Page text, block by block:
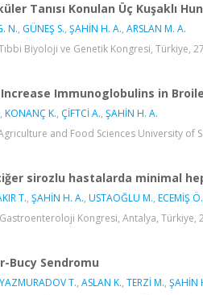
Tanısı Konulan Üç Kuşaklı
N., GÜNEŞ S., ŞAHİN H. A., ARSLAN M. A.
Biyoloji ve Genetik Kongresi, Türkiye,
Increase Immunoglobulins in
, KONANÇ K., ÇİFTCİ A., ŞAHİN H. A.
and Food Sciences University of
sirozlu hastalarda minimal
T., ŞAHİN H. A., USTAOĞLU M., ECEMİŞ Ö.
Kongresi, Antalya, Türkiye,
Bucy Sendromu
YAZMURADOV T., ASLAN K., TERZİ M., ŞAHİN